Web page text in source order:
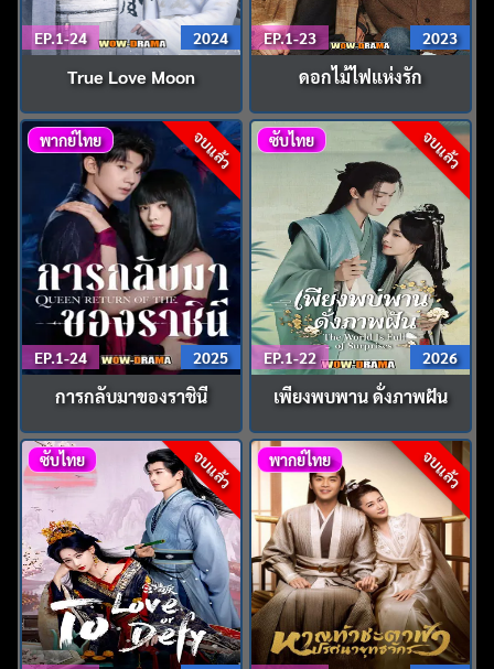
EP.1-24 2024
True Love Moon
EP.1-23 2023
ดอกไม้ไฟแห่งรัก
จบแล้ว
พากย์ไทย
EP.1-24 2025
การกลับมาของราชินี
จบแล้ว
ซับไทย
EP.1-22 2026
เพียงพบพาน ดั่งภาพฝัน
จบแล้ว
ซับไทย จบแล้ว
พากย์ไทย